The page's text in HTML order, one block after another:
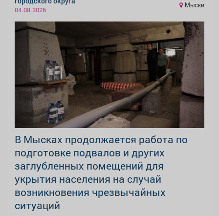
04.08.2026
Мыски
В Мысках продолжается работа по
подготовке подвалов и других
заглубленных помещений для
укрытия населения на случай
возникновения чрезвычайных
ситуаций